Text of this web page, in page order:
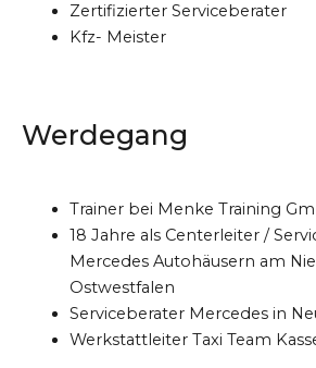
Zertifizierter Serviceberater
Kfz- Meister
Werdegang
Trainer bei Menke Training
18 Jahre als Centerleiter /
Mercedes Autohäusern am
Ostwestfalen
Serviceberater Mercedes in
Werkstattleiter Taxi Team